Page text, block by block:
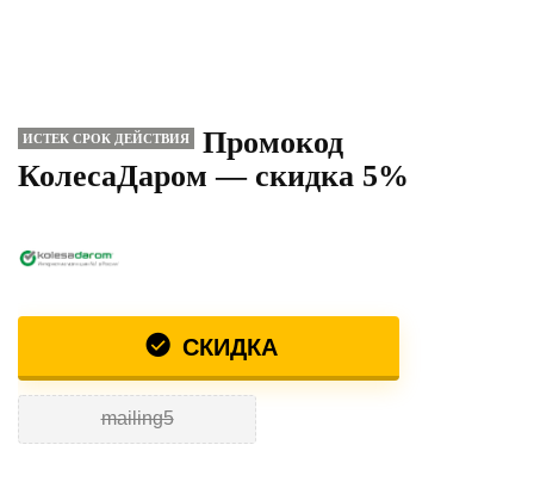
ИСТЕК СРОК ДЕЙСТВИЯ
Промокод
КолесаДаром — скидка 5%
СКИДКА
mailing5